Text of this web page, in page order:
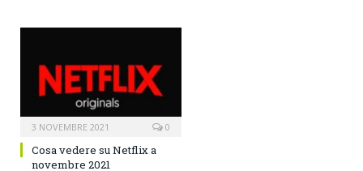
3 NOVEMBRE 2021 0
Cosa vedere su Netflix a
novembre 2021